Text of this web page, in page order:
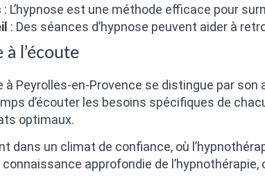
: L’hypnose est une méthode efficace pour
: Des séances d’hypnose peuvent aider à
l’écoute
Peyrolles-en-Provence se distingue par
d’écouter les besoins spécifiques de
optimaux.
dans un climat de confiance, où
approfondie de